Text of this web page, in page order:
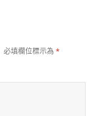
必填欄位標示為*